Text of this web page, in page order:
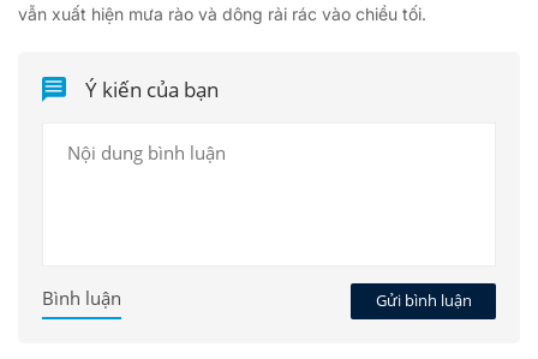
vẫn xuất hiện mưa rào và dông rải rác vào chiều tối.
Ý kiến của bạn
Gửi bình luận
Bình luận